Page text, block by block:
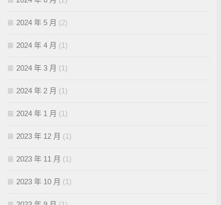
2024 年 5 月 (2)
2024 年 4 月 (1)
2024 年 3 月 (1)
2024 年 2 月 (1)
2024 年 1 月 (1)
2023 年 12 月 (1)
2023 年 11 月 (1)
2023 年 10 月 (1)